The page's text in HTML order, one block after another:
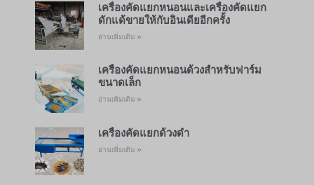
เครื่องคัดแยกหนอนและเครื่องคัดแยก
ดักแด้ขายให้กับอินเดียอีกครั้ง
อ่านเพิ่มเติม »
เครื่องคัดแยกหนอนด้วงสำหรับฟาร์ม
ขนาดเล็ก
อ่านเพิ่มเติม »
เครื่องคัดแยกด้วงดำ
อ่านเพิ่มเติม »